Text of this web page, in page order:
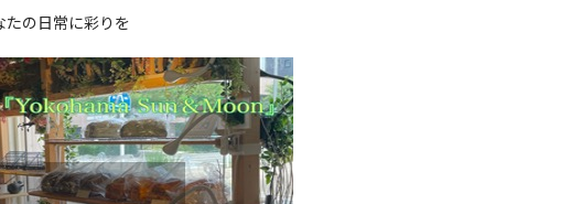
の日常に彩りを